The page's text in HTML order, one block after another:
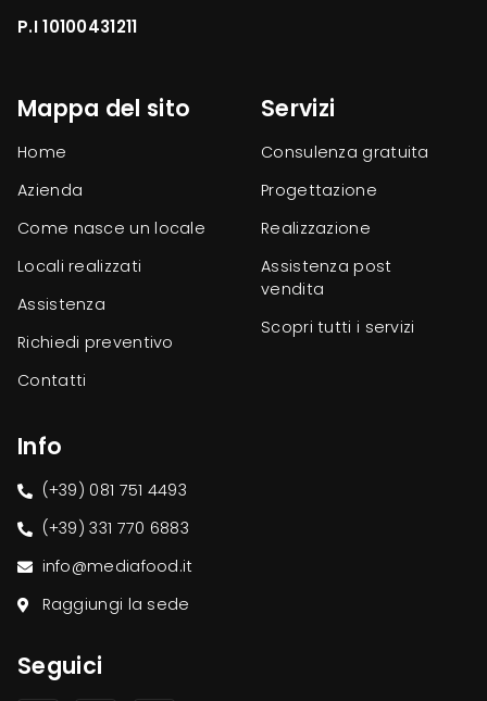
P.I 10100431211
Mappa del sito
Home
Azienda
Come nasce un locale
Locali realizzati
Assistenza
Richiedi preventivo
Contatti
Servizi
Consulenza gratuita
Progettazione
Realizzazione
Assistenza post
vendita
Scopri tutti i servizi
Info
(+39) 081 751 4493
(+39) 331 770 6883
info@mediafood.it
Raggiungi la sede
Seguici